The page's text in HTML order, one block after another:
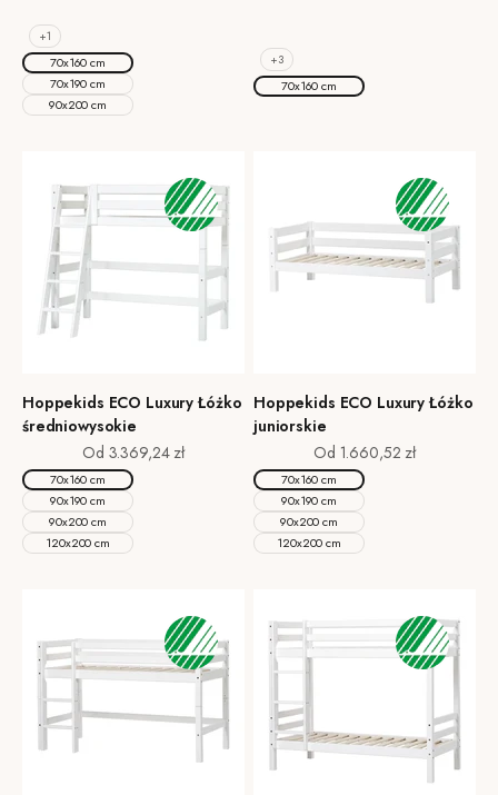
Pale Green
+1
70x160 cm
70x190 cm
90x200 cm
Pale Green
+3
70x160 cm
Hoppekids ECO Luxury Łóżko
średniowysokie
Cena promocyjna
Od 3.369,24 zł
70x160 cm
90x190 cm
90x200 cm
120x200 cm
Hoppekids ECO Luxury Łóżko
juniorskie
Cena promocyjna
Od 1.660,52 zł
70x160 cm
90x190 cm
90x200 cm
120x200 cm